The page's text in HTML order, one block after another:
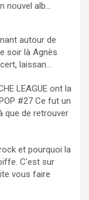
nouvel alb...
autour de
soir là Agnès
laissan...
LEAGUE ont la
#27 Ce fut un
que de retrouver
et pourquoi la
C'est sur
vous faire